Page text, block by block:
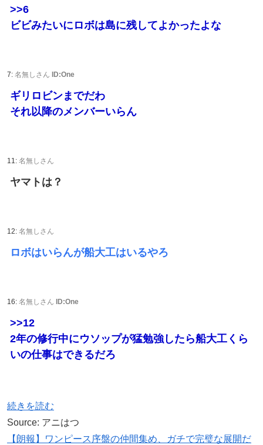
>>6
ビビみたいにロボは島に残してよかったよな
7: 名無しさん ID:One
ギリロビンまでだわ
それ以降のメンバーいらん
11: 名無しさん
ヤマトは？
12: 名無しさん
ロボはいらんが船大工はいるやろ
16: 名無しさん ID:One
>>12
2年の修行中にウソップが猛勉強したら船大工くら
いの仕事はできるだろ
続きを読む
Source: アニはつ
【朗報】ワンピース序盤の仲間集め、ガチで完璧な展開だ